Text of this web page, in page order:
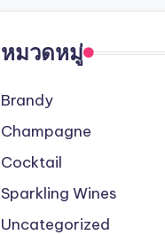
หมวดหมู่
Brandy
Champagne
Cocktail
Sparkling Wines
Uncategorized